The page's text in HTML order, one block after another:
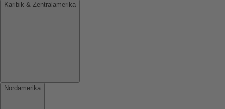
Karibik & Zentralamerika
Nordamerika